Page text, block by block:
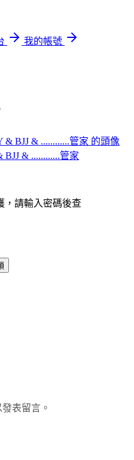
我的帳號
& ............管家
，請輸入密碼後查
發表留言。